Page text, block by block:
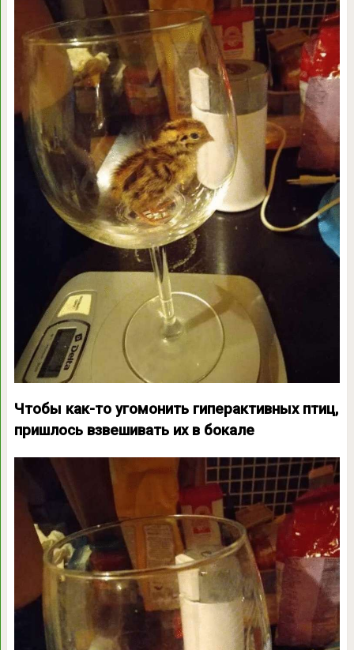
Чтобы как-то угомонить гиперактивных птиц,
пришлось взвешивать их в бокале